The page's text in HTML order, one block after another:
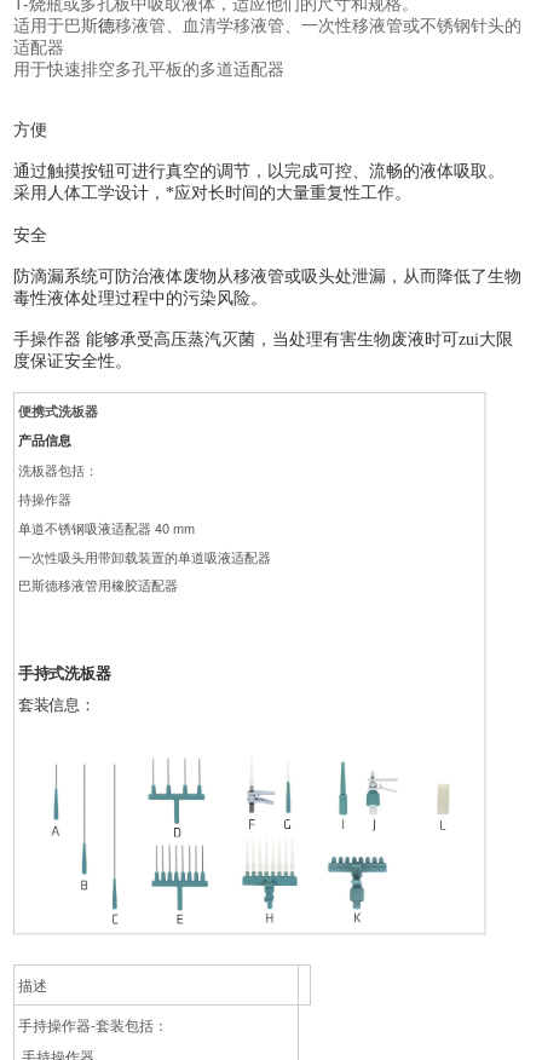
适用于巴斯德移液管、血清学移液管、一次性移液管或不锈钢针头的
适配器
用于快速排空多孔平板的多道适配器
方便
通过触摸按钮可进行真空的调节，以完成可控、流畅的液体吸取。
采用人体工学设计，*应对长时间的大量重复性工作。
安全
防滴漏系统可防治液体废物从移液管或吸头处泄漏，从而降低了生物
毒性液体处理过程中的污染风险。
手操作器 能够承受高压蒸汽灭菌，当处理有害生物废液时可zui大限
度保证安全性。
便携式洗板器
产品信息
洗板器包括：
持操作器
单道不锈钢吸液适配器 40 mm
一次性吸头用带卸载装置的单道吸液适配器
巴斯德移液管用橡胶适配器
手持式洗板器
套装信息：
描述
手持操作器-套装包括：